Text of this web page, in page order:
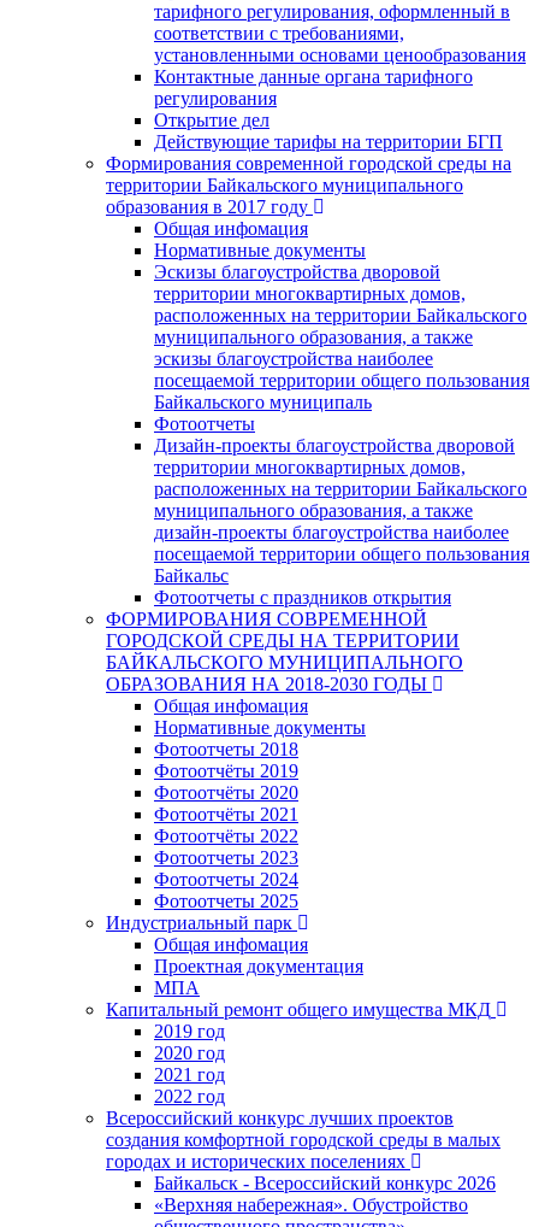
тарифного регулирования, оформленный в
соответствии с требованиями,
установленными основами ценообразования
Контактные данные органа тарифного
регулирования
Открытие дел
Действующие тарифы на территории БГП
Формирования современной городской среды на
территории Байкальского муниципального
образования в 2017 году
Общая инфомация
Нормативные документы
Эскизы благоустройства дворовой
территории многоквартирных домов,
расположенных на территории Байкальского
муниципального образования, а также
эскизы благоустройства наиболее
посещаемой территории общего пользования
Байкальского муниципаль
Фотоотчеты
Дизайн-проекты благоустройства дворовой
территории многоквартирных домов,
расположенных на территории Байкальского
муниципального образования, а также
дизайн-проекты благоустройства наиболее
посещаемой территории общего пользования
Байкальс
Фотоотчеты с праздников открытия
ФОРМИРОВАНИЯ СОВРЕМЕННОЙ
ГОРОДСКОЙ СРЕДЫ НА ТЕРРИТОРИИ
БАЙКАЛЬСКОГО МУНИЦИПАЛЬНОГО
ОБРАЗОВАНИЯ НА 2018-2030 ГОДЫ
Общая инфомация
Нормативные документы
Фотоотчеты 2018
Фотоотчёты 2019
Фотоотчёты 2020
Фотоотчёты 2021
Фотоотчёты 2022
Фотоотчеты 2023
Фотоотчеты 2024
Фотоотчеты 2025
Индустриальный парк
Общая инфомация
Проектная документация
МПА
Капитальный ремонт общего имущества МКД
2019 год
2020 год
2021 год
2022 год
Всероссийский конкурс лучших проектов
создания комфортной городской среды в малых
городах и исторических поселениях
Байкальск - Всероссийский конкурс 2026
«Верхняя набережная». Обустройство